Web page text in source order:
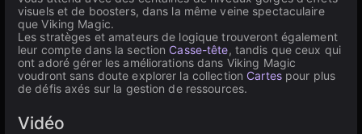
visuels et de boosters, dans la même veine spectaculaire
que Viking Magic.
Les stratèges et amateurs de logique trouveront également
leur compte dans la section Casse-tête, tandis que ceux qui
ont adoré gérer les améliorations dans Viking Magic
voudront sans doute explorer la collection Cartespour plus
de défis axés sur la gestion de ressources.
Vidéo